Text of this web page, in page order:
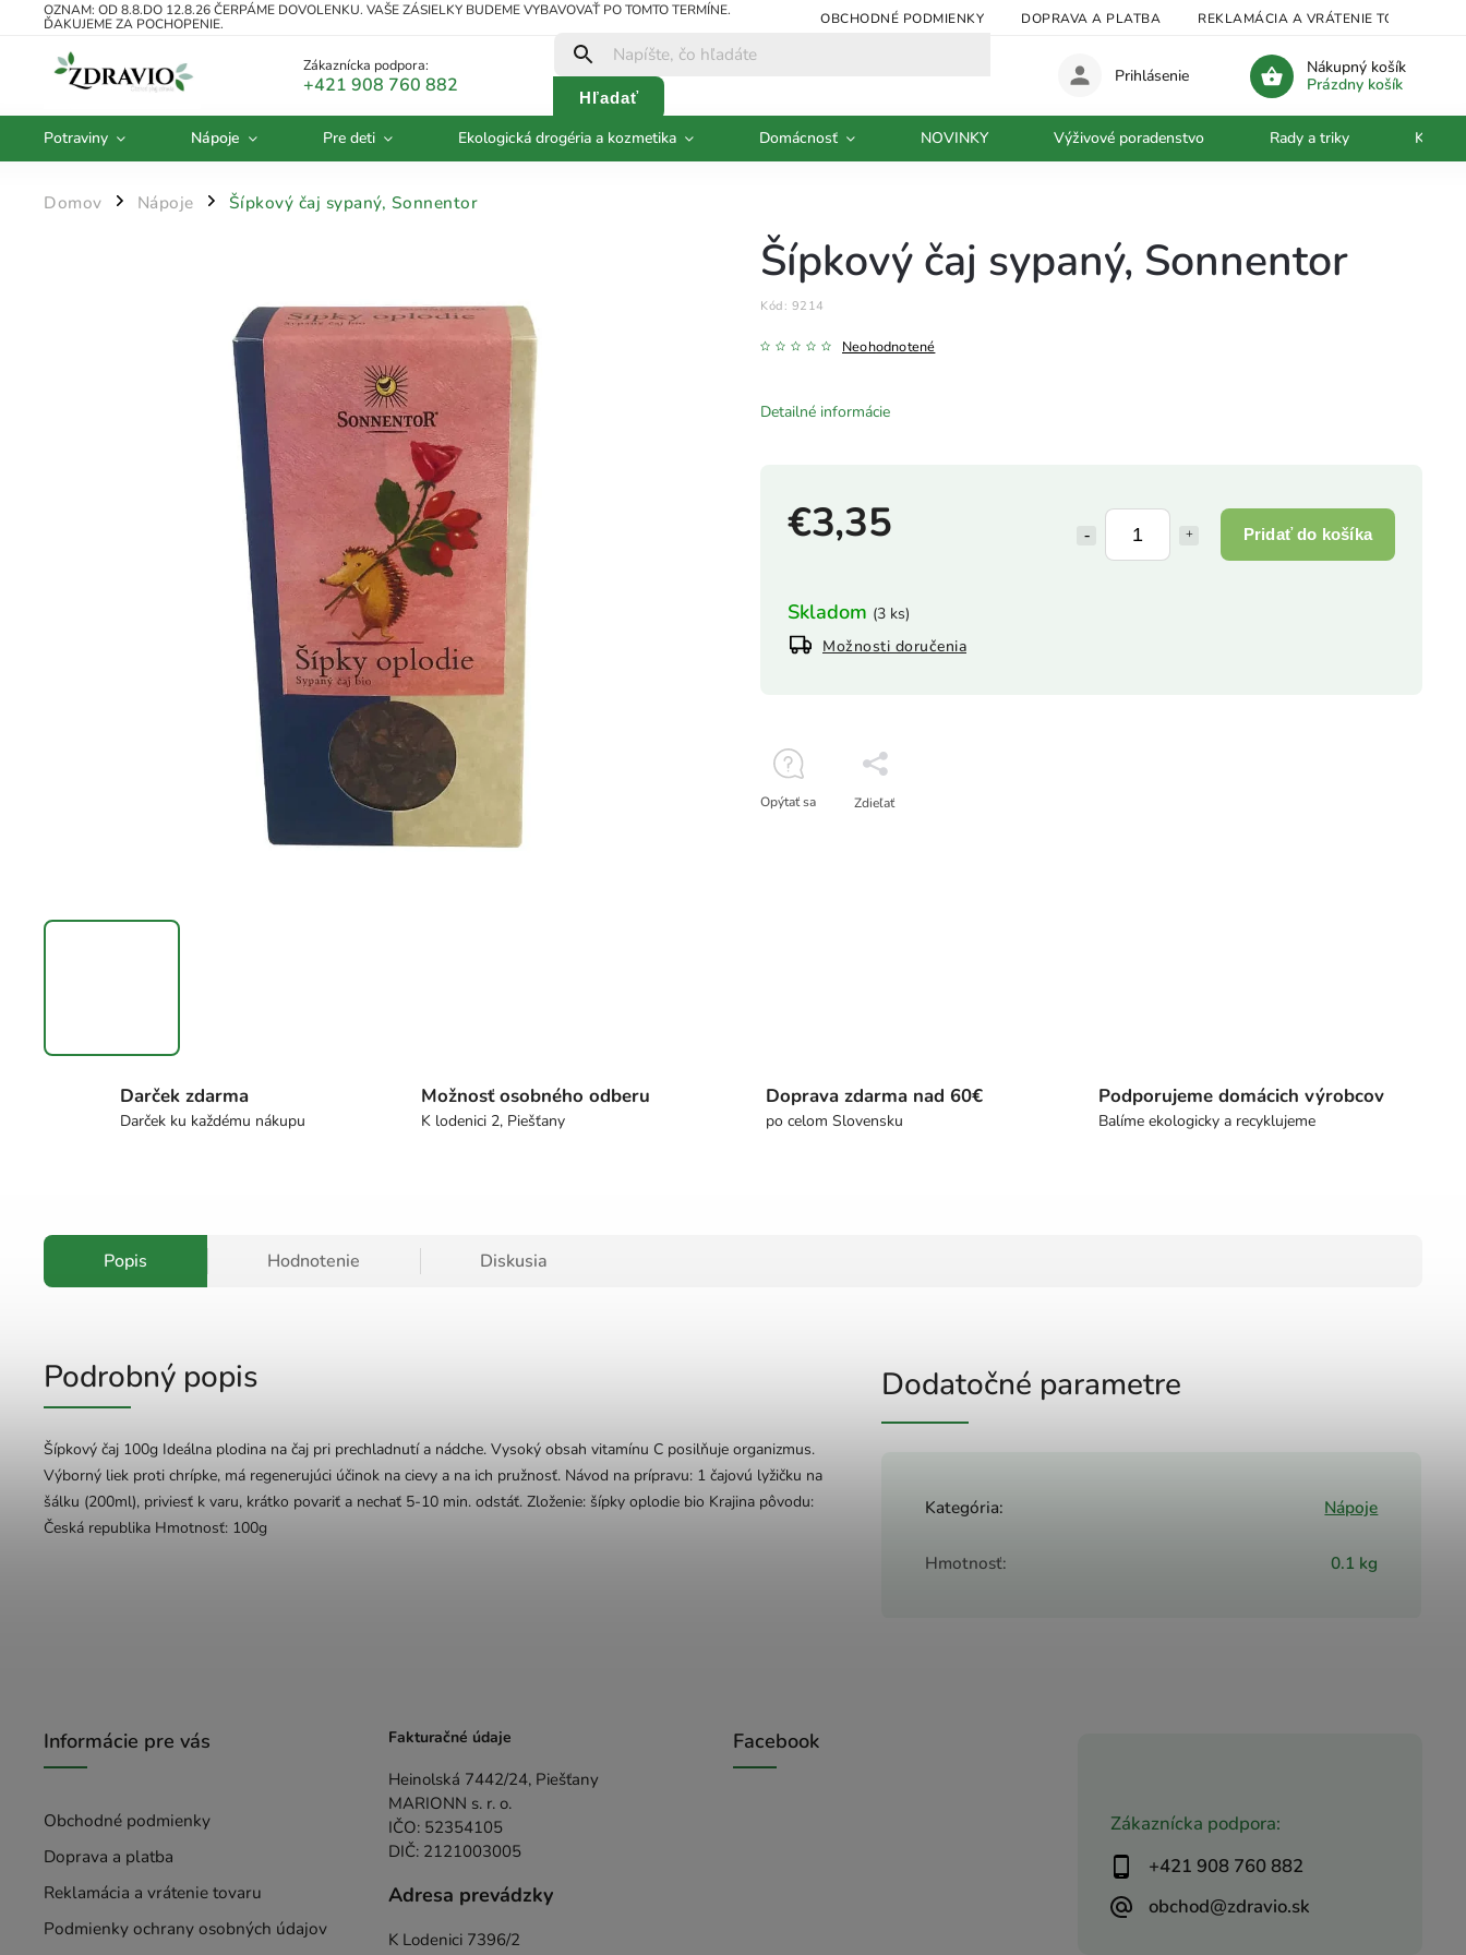
OZNAM: OD 8.8.DO 12.8.26 ČERPÁME DOVOLENKU. VAŠE ZÁSIELKY BUDEME VYBAVOVAŤ PO TOMTO TERMÍNE.
ĎAKUJEME ZA POCHOPENIE.
OBCHODNÉ PODMIENKY DOPRAVA A PLATBA REKLAMÁCIA A VRÁTENIE TOVARU
Zákaznícka podpora:
+421 908 760 882
Hľadať
Nákupný košík
Prázdny košík
Prihlásenie
Potraviny Nápoje Pre deti Ekologická drogéria a kozmetika Domácnosť NOVINKY Výživové poradenstvo Rady a triky
Domov / Nápoje / Šípkový čaj sypaný, Sonnentor
€3,35 Pridať do košíka
Skladom (3 ks)
Možnosti doručenia
Šípkový čaj sypaný, Sonnentor
Kód: 9214
Neohodnotené
Detailné informácie
Opýtať sa Zdieľať
Darček zdarma
Darček ku každému nákupu
Možnosť osobného odberu
K lodenici 2, Piešťany
Doprava zdarma nad 60€
po celom Slovensku
Podporujeme domácich výrobcov
Balíme ekologicky a recyklujeme
Popis Hodnotenie Diskusia
Podrobný popis
Šípkový čaj 100g Ideálna plodina na čaj pri prechladnutí a nádche. Vysoký obsah vitamínu C posilňuje organizmus.
Výborný liek proti chrípke, má regenerujúci účinok na cievy a na ich pružnosť. Návod na prípravu: 1 čajovú lyžičku na
šálku (200ml), priviesť k varu, krátko povariť a nechať 5-10 min. odstáť. Zloženie: šípky oplodie bio Krajina pôvodu:
Česká republika Hmotnosť: 100g
Dodatočné parametre
Kategória: Nápoje
Hmotnosť: 0.1 kg
Zákaznícka podpora:
+421 908 760 882
obchod@zdravio.sk
Informácie pre vás
Obchodné podmienky
Doprava a platba
Reklamácia a vrátenie tovaru
Podmienky ochrany osobných údajov
Fakturačné údaje
Heinolská 7442/24, Piešťany
MARIONN s. r. o.
IČO: 52354105
DIČ: 2121003005
Adresa prevádzky
K Lodenici 7396/2
Facebook